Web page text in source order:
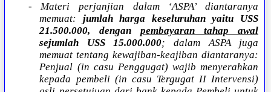
- Materi perjanjian dalam ‘ASPA’ diantaranya
memuat: jumlah harga keseluruhan yaitu USS
21.500.000, denganpembayaran tahap awal
sejumlah USS 15.000.000; dalam ASPA juga
memuat tentang kewajiban-keajiban diantaranya:
Penjual (in casu Penggugat) wajib menyerahkan
kepada pembeli (in casu Tergugat II Intervensi)